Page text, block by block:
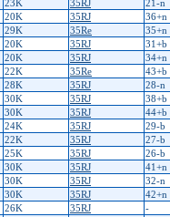
23K 35RJ 21-n
20K 35RJ 36+n
29K 35Re 35+n
20K 35RJ 31+b
20K 35RJ 34+n
22K 35Re 43+b
28K 35RJ 28-n
30K 35RJ 38+b
30K 35RJ 44+b
24K 35RJ 29-b
22K 35RJ 27-b
25K 35RJ 26-b
30K 35RJ 41+n
30K 35RJ 32-n
30K 35RJ 42+n
26K 35RJ -